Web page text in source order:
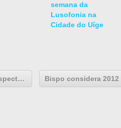
semana da
Lusofonia na
Cidade do Uíge
Músico promete realizar espectáculo e produzir terceiro disco.